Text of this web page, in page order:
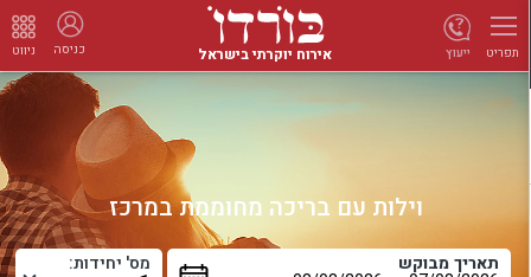
תפריט אירוח יוקרתי בישראל כניסה ניווט ייעוץ
וילות עם בריכה מחוממת במרכז
תאריך מבוקש מס' יחידות: